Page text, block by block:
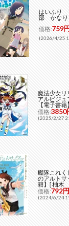
はいふり
部 かなり
価格:759
(2026/4/25
魔法少女リ
アルビジュ
【電子書籍】
価格:3850
(2025/2/27
艦隊これく
のアルトサ
籍】[ 柚木
価格:792円
(2024/6/24